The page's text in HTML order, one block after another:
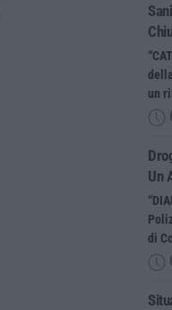
un
Un
di